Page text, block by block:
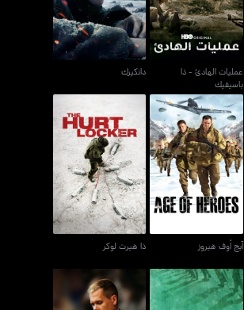
عمليات الهادئ - ذا
باسيفيك
دانكيرك
آيج أوف هيروز
آيج أوف هيروز
ذا هيرت لوكر
ذا هيرت لوكر